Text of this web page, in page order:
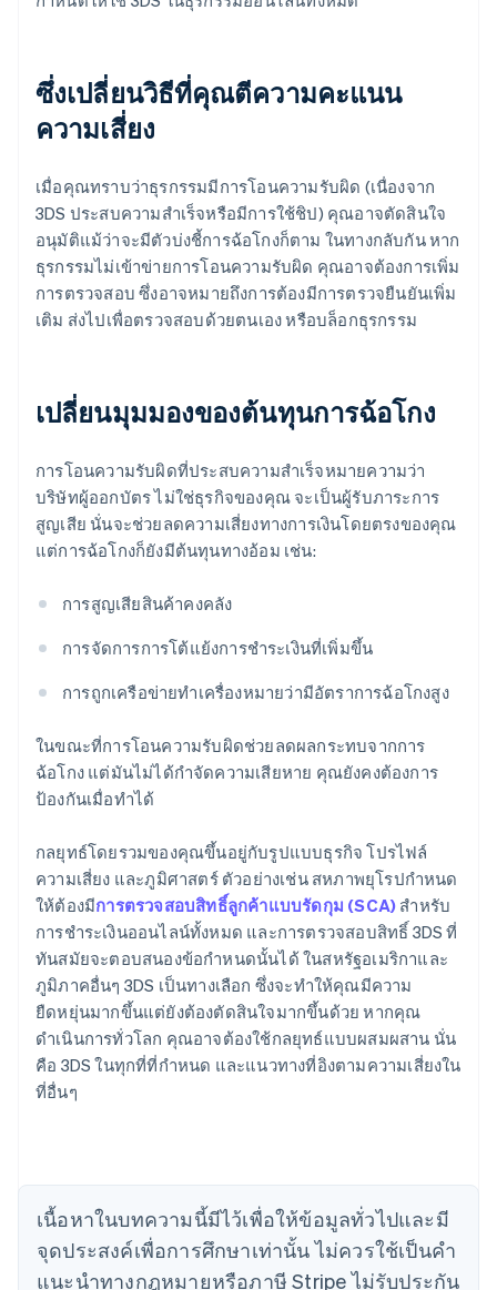
ซึ่งเปลี่ยนวิธีที่คุณตีความคะแนน
ความเสี่ยง
เมื่อคุณทราบว่าธุรกรรมมีการโอนความรับผิด (เนื่องจาก
3DS ประสบความสำเร็จหรือมีการใช้ชิป) คุณอาจตัดสินใจ
อนุมัติแม้ว่าจะมีตัวบ่งชี้การฉ้อโกงก็ตาม ในทางกลับกัน หาก
ธุรกรรมไม่เข้าข่ายการโอนความรับผิด คุณอาจต้องการเพิ่ม
การตรวจสอบ ซึ่งอาจหมายถึงการต้องมีการตรวจยืนยันเพิ่ม
เติม ส่งไปเพื่อตรวจสอบด้วยตนเอง หรือบล็อกธุรกรรม
เปลี่ยนมุมมองของต้นทุนการฉ้อโกง
การโอนความรับผิดที่ประสบความสำเร็จหมายความว่า
บริษัทผู้ออกบัตร ไม่ใช่ธุรกิจของคุณ จะเป็นผู้รับภาระการ
สูญเสีย นั่นจะช่วยลดความเสี่ยงทางการเงินโดยตรงของคุณ
แต่การฉ้อโกงก็ยังมีต้นทุนทางอ้อม เช่น:
การสูญเสียสินค้าคงคลัง
การจัดการการโต้แย้งการชำระเงินที่เพิ่มขึ้น
การถูกเครือข่ายทำเครื่องหมายว่ามีอัตราการฉ้อโกงสูง
ในขณะที่การโอนความรับผิดช่วยลดผลกระทบจากการ
ฉ้อโกง แต่มันไม่ได้กำจัดความเสียหาย คุณยังคงต้องการ
ป้องกันเมื่อทำได้
กลยุทธ์โดยรวมของคุณขึ้นอยู่กับรูปแบบธุรกิจ โปรไฟล์
ความเสี่ยง และภูมิศาสตร์ ตัวอย่างเช่น สหภาพยุโรปกำหนด
ให้ต้องมีการตรวจสอบสิทธิ์ลูกค้าแบบรัดกุม (SCA) สำหรับ
การชำระเงินออนไลน์ทั้งหมด และการตรวจสอบสิทธิ์ 3DS ที่
ทันสมัยจะตอบสนองข้อกำหนดนั้นได้ ในสหรัฐอเมริกาและ
ภูมิภาคอื่นๆ 3DS เป็นทางเลือก ซึ่งจะทำให้คุณมีความ
ยืดหยุ่นมากขึ้นแต่ยังต้องตัดสินใจมากขึ้นด้วย หากคุณ
ดำเนินการทั่วโลก คุณอาจต้องใช้กลยุทธ์แบบผสมผสาน นั่น
คือ 3DS ในทุกที่ที่กำหนด และแนวทางที่อิงตามความเสี่ยงใน
ที่อื่นๆ
เนื้อหาในบทความนี้มีไว้เพื่อให้ข้อมูลทั่วไปและมี
จุดประสงค์เพื่อการศึกษาเท่านั้น ไม่ควรใช้เป็นคํา
แนะนําทางกฎหมายหรือภาษี Stripe ไม่รับประกัน
กรีซ
English
เขตบริหารพิเศษฮ่องกง ประเทศจีน
English简体中文
แคนาดา
English
ไซปรัส
ญี่ปุ่น
日本語English